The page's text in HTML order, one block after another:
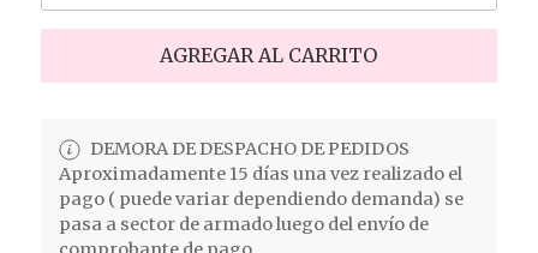
AGREGAR AL CARRITO
DEMORA DE DESPACHO DE PEDIDOS
Aproximadamente 15 días una vez realizado el
pago ( puede variar dependiendo demanda) se
pasa a sector de armado luego del envío de